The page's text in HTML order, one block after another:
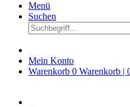
Menü
Suchen
Mein Konto
Warenkorb 0 Warenkorb |